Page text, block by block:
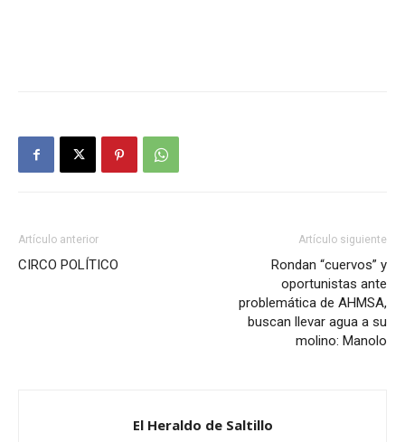
Artículo anterior
CIRCO POLÍTICO
Artículo siguiente
Rondan “cuervos” y
oportunistas ante
problemática de AHMSA,
buscan llevar agua a su
molino: Manolo
El Heraldo de Saltillo